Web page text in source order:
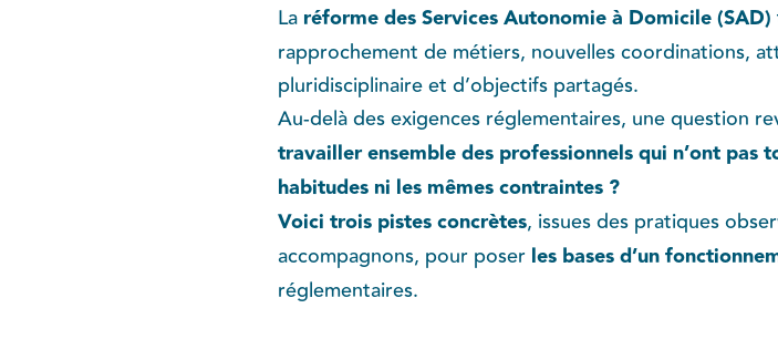
La réforme des Services Autonomie à Domicile (SAD)
rapprochement de métiers, nouvelles coordinations,
pluridisciplinaire et d’objectifs partagés.
Au-delà des exigences réglementaires, une question
travailler ensemble des professionnels qui n’ont pas
habitudes ni les mêmes contraintes ?
Voici trois pistes concrètes, issues des pratiques
accompagnons, pour poser les bases d’un
réglementaires.